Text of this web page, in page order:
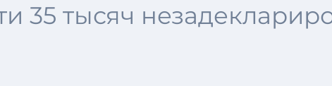
35 тысяч